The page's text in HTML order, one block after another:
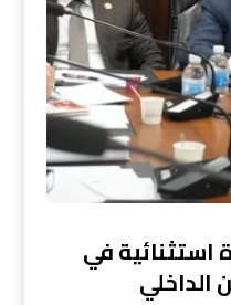
استثنائية في
الداخلي